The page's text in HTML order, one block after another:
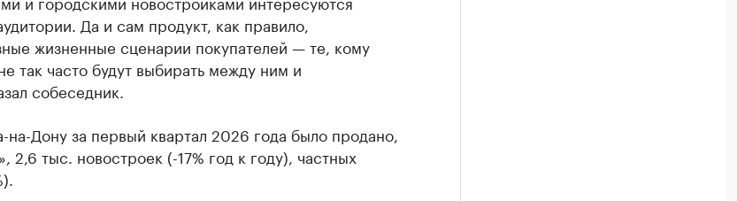
Да и сам продукт, как правило,
жизненные сценарии покупателей — те, кому
так часто будут выбирать между ним и
собеседник.
на-Дону за первый квартал 2026 года было продано,
2,6 тыс. новостроек (-17% год к году), частных